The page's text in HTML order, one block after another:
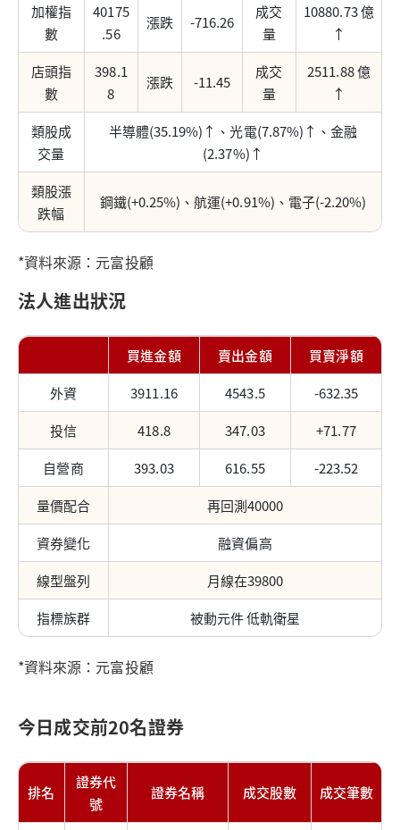
加權指
數
40175
.56
漲跌 -716.26
成交
量
10880.73 億
↑
店頭指
數
398.1
8
漲跌 -11.45
成交
量
2511.88 億
↑
類股成
交量
半導體(35.19%)↑、光電(7.87%)↑、金融
(2.37%)↑
類股漲
跌幅
鋼鐵(+0.25%)、航運(+0.91%)、電子(-2.20%)
*資料來源：元富投顧
法人進出狀況
買進金額 賣出金額
買賣淨額
外資
3911.16 4543.5
-632.35
投信
418.8 347.03
+71.77
自營商
393.03 616.55
-223.52
量價配合
再回測40000
資券變化
融資偏高
線型盤列
月線在39800
指標族群
被動元件 低軌衛星
*資料來源：元富投顧
今日成交前20名證券
排名
證券代
號
證券名稱 成交股數 成交筆數